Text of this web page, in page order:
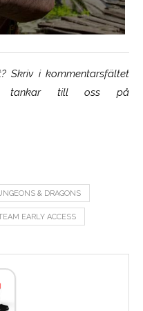
Skriv i kommentarsfältet
tankar till oss på
& DRAGONS
EARLY ACCESS